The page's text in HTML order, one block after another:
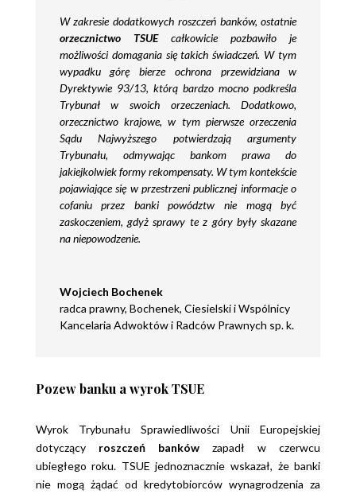
W zakresie dodatkowych roszczeń banków, ostatnie
orzecznictwo TSUEcałkowicie pozbawiło je
możliwości domagania się takich świadczeń. W tym
wypadku górę bierze ochrona przewidziana w
Dyrektywie 93/13, którą bardzo mocno podkreśla
Trybunał w swoich orzeczeniach. Dodatkowo,
orzecznictwo krajowe, w tym pierwsze orzeczenia
Sądu Najwyższego potwierdzają argumenty
Trybunału, odmywając bankom prawa do
jakiejkolwiek formy rekompensaty. W tym kontekście
pojawiające się w przestrzeni publicznej informacje o
cofaniu przez banki powództw nie mogą być
zaskoczeniem, gdyż sprawy te z góry były skazane
na niepowodzenie.
Wojciech Bochenek
radca prawny, Bochenek, Ciesielski i Wspólnicy
Kancelaria Adwoktów i Radców Prawnych sp. k.
Pozew banku a wyrok TSUE
Wyrok Trybunału Sprawiedliwości Unii Europejskiej
dotyczący roszczeń bankówzapadł w czerwcu
ubiegłego roku. TSUE jednoznacznie wskazał, że banki
nie mogą żądać od kredytobiorców wynagrodzenia za